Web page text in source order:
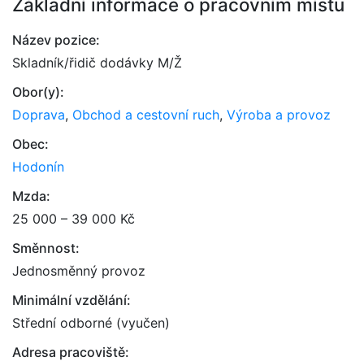
Základní informace o pracovním místu
Název pozice:
Skladník/řidič dodávky M/Ž
Obor(y):
Doprava, Obchod a cestovní ruch, Výroba a provoz
Obec:
Hodonín
Mzda:
25 000 – 39 000 Kč
Směnnost:
Jednosměnný provoz
Minimální vzdělání:
Střední odborné (vyučen)
Adresa pracoviště: